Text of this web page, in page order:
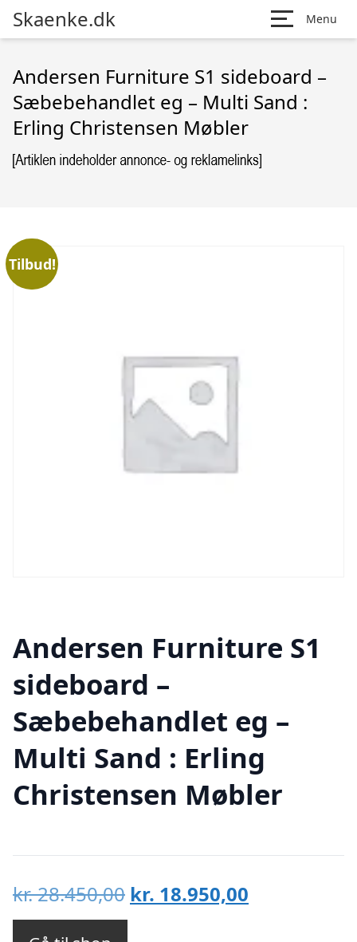
Skaenke.dk Menu
Andersen Furniture S1 sideboard –
Sæbebehandlet eg – Multi Sand :
Erling Christensen Møbler
Tilbud!
Andersen Furniture S1
sideboard –
Sæbebehandlet eg –
Multi Sand : Erling
Christensen Møbler
kr.28.450,00 Den
kr. 18.950,00